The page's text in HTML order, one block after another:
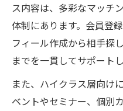
ス内容は、多彩なマッチ
体制にあります。会員登
フィール作成から相手探
までを一貫してサポート
また、ハイクラス層向け
ベントやセミナー、個別